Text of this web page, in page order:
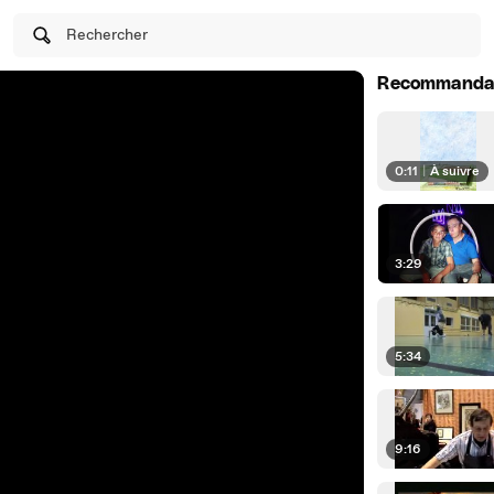
Rechercher
0:11 À suivre
3:29
5:34
9:16